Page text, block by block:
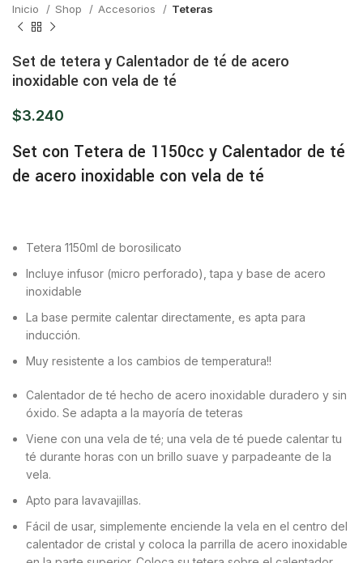
Inicio Shop Accesorios Teteras
Set de tetera y Calentador de té de acero
inoxidable con vela de té
$3.240
Set con Tetera de 1150cc y Calentador de té
de acero inoxidable con vela de té
Tetera 1150ml de borosilicato
Incluye infusor (micro perforado), tapa y base de acero
inoxidable
La base permite calentar directamente, es apta para
inducción.
Muy resistente a los cambios de temperatura!!
Calentador de té hecho de acero inoxidable duradero y sin
óxido. Se adapta a la mayoría de teteras
Viene con una vela de té; una vela de té puede calentar tu
té durante horas con un brillo suave y parpadeante de la
vela.
Apto para lavavajillas.
Fácil de usar, simplemente enciende la vela en el centro del
calentador de cristal y coloca la parrilla de acero inoxidable